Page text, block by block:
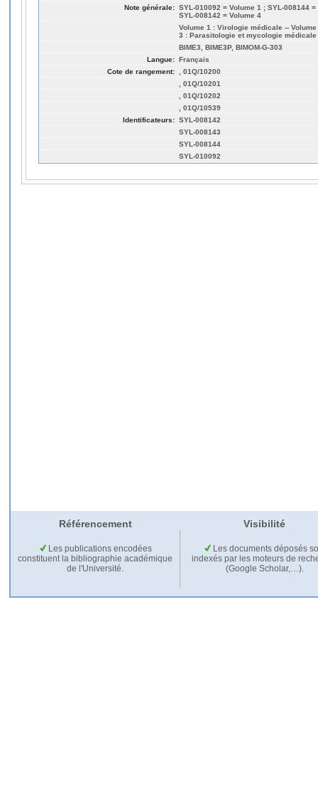
Note générale: SYL-010092 = Volume 1 ; SYL-008144
SYL-008142 = Volume 4
Volume 1 : Virologie médicale --
3 : Parasitologie et mycologie
BIME3, BIME3P, BIMOM-G-303
Langue: Français
Cote de rangement:
, 01Q/10200
, 01Q/10201
, 01Q/10202
, 01Q/10539
Identificateurs: SYL-008142
SYL-008143
SYL-008144
SYL-010092
Référencement Visibilité
Les publications encodées
constituent la bibliographie académique
de l'Université.
Les documents déposés
indexés par les moteurs de
(Google Scholar,…).